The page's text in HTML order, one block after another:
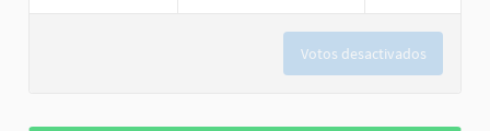
Votos desactivados